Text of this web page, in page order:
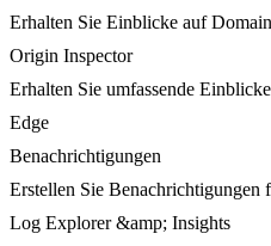
Erhalten Sie Einblicke auf
Origin Inspector
Erhalten Sie umfassende
Edge
Benachrichtigungen
Erstellen Sie Benachrichtigungen
Log Explorer &amp; Insights